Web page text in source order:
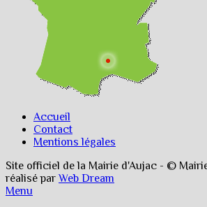
Accueil
Contact
Mentions légales
Site officiel de la Mairie d'Aujac - ©
réalisé parWeb Dream
Menu